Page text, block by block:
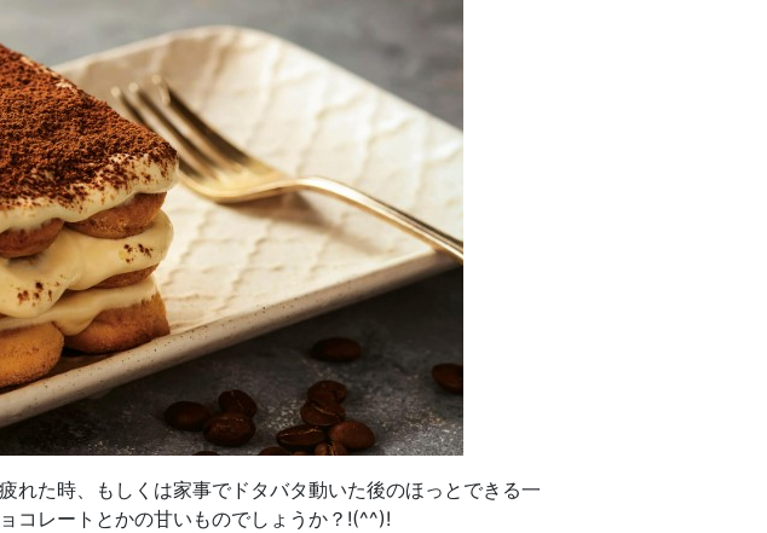
れた時、もしくは家事でドタバタ動いた後のほっとできる一
コレートとかの甘いものでしょうか？!(^^)!